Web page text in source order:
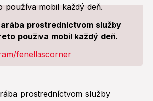
prostredníctvom služby
používa mobil každý deň.
fenellascorner